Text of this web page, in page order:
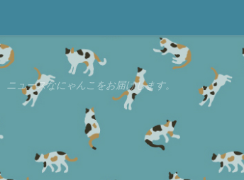
ニュースなにゃんこをお届けします。